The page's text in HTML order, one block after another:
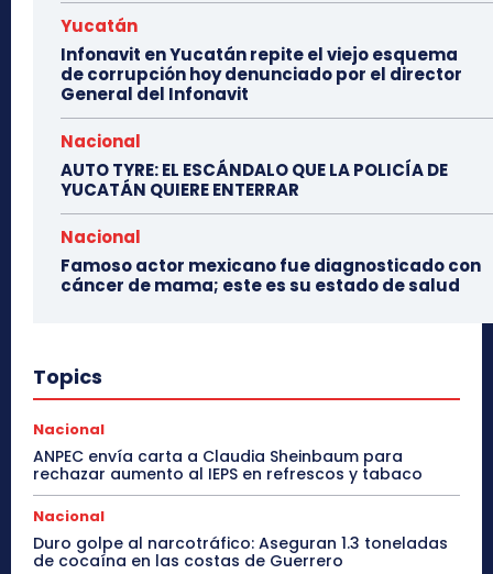
Yucatán
Infonavit en Yucatán repite el viejo esquema
de corrupción hoy denunciado por el director
General del Infonavit
Nacional
AUTO TYRE: EL ESCÁNDALO QUE LA POLICÍA DE
YUCATÁN QUIERE ENTERRAR
Nacional
Famoso actor mexicano fue diagnosticado con
cáncer de mama; este es su estado de salud
Topics
Nacional
ANPEC envía carta a Claudia Sheinbaum para
rechazar aumento al IEPS en refrescos y tabaco
Nacional
Duro golpe al narcotráfico: Aseguran 1.3 toneladas
de cocaína en las costas de Guerrero